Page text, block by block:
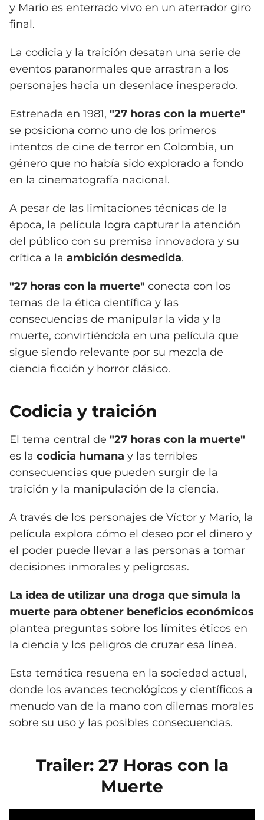
y Mario es enterrado vivo en un aterrador giro
final.
La codicia y la traición desatan una serie de
eventos paranormales que arrastran a los
personajes hacia un desenlace inesperado.
Estrenada en 1981, "27 horas con la muerte"
se posiciona como uno de los primeros
intentos de cine de terror en Colombia, un
género que no había sido explorado a fondo
en la cinematografía nacional.
A pesar de las limitaciones técnicas de la
época, la película logra capturar la atención
del público con su premisa innovadora y su
crítica a la ambición desmedida.
"27 horas con la muerte" conecta con los
temas de la ética científica y las
consecuencias de manipular la vida y la
muerte, convirtiéndola en una película que
sigue siendo relevante por su mezcla de
ciencia ficción y horror clásico.
Codicia y traición
El tema central de "27 horas con la muerte"
es la codicia humana y las terribles
consecuencias que pueden surgir de la
traición y la manipulación de la ciencia.
A través de los personajes de Víctor y Mario, la
película explora cómo el deseo por el dinero y
el poder puede llevar a las personas a tomar
decisiones inmorales y peligrosas.
La idea de utilizar una droga que simula la
muerte para obtener beneficios económicos
plantea preguntas sobre los límites éticos en
la ciencia y los peligros de cruzar esa línea.
Esta temática resuena en la sociedad actual,
donde los avances tecnológicos y científicos a
menudo van de la mano con dilemas morales
sobre su uso y las posibles consecuencias.
Trailer: 27 Horas con la
Muerte